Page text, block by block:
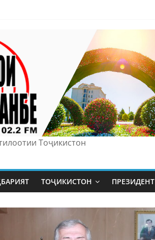
Тоҷикистон
ТОҶИКИСТОН ПРЕЗИДЕНТ